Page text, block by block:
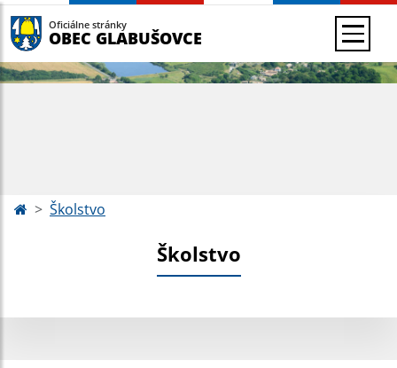
Oficiálne stránky
OBEC GLABUŠOVCE
Školstvo
Školstvo